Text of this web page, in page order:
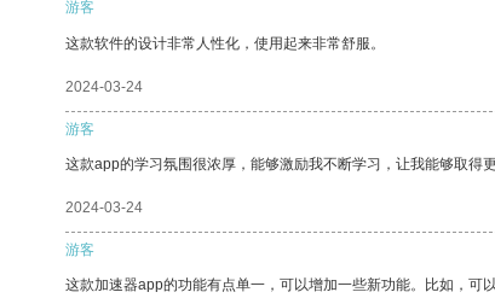
游客
这款软件的设计非常人性化，使用起来非常舒服。
2024-03-24
游客
这款app的学习氛围很浓厚，能够激励我不断学习，让我能够取得更
2024-03-24
游客
这款加速器app的功能有点单一，可以增加一些新功能。比如，可